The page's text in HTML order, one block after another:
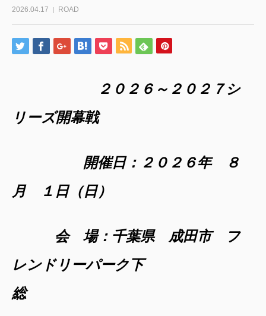
2026.04.17 ROAD
２０２６ ～２０２７ シ
リーズ開幕戦
開催日：２０２６年 ８
月 １日（日）
会 場：千葉県 成田市 フ
レンドリーパーク下